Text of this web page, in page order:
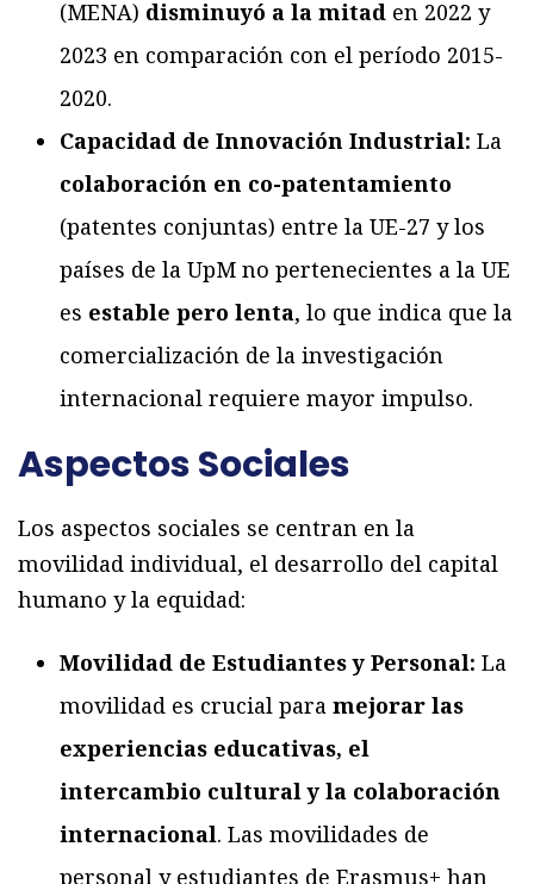
(MENA) disminuyó a la mitad en 2022 y
2023 en comparación con el período 2015-
2020.
Capacidad de Innovación Industrial: La
colaboración en co-patentamiento
(patentes conjuntas) entre la UE-27 y los
países de la UpM no pertenecientes a la UE
es estable pero lenta, lo que indica que la
comercialización de la investigación
internacional requiere mayor impulso.
Aspectos Sociales
Los aspectos sociales se centran en la
movilidad individual, el desarrollo del capital
humano y la equidad:
Movilidad de Estudiantes y Personal: La
movilidad es crucial para mejorar las
experiencias educativas, el
intercambio cultural y la colaboración
internacional. Las movilidades de
personal y estudiantes de Erasmus+ han